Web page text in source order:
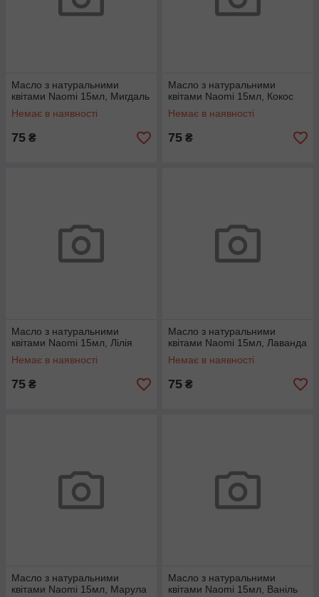
Масло з натуральними
квітами Naomi 15мл, Мигдаль
Немає в наявності
75 ₴
Масло з натуральними
квітами Naomi 15мл, Кокос
Немає в наявності
75 ₴
Масло з натуральними
квітами Naomi 15мл, Лілія
Немає в наявності
75 ₴
Масло з натуральними
квітами Naomi 15мл, Лаванда
Немає в наявності
75 ₴
Масло з натуральними
квітами Naomi 15мл, Марула
Масло з натуральними
квітами Naomi 15мл, Ваніль